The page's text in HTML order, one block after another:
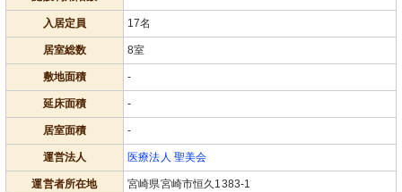
入居定員 17名
居室総数 8室
敷地面積 -
延床面積 -
居室面積 -
運営法人 医療法人 聖美会
運営者所在地 宮崎県宮崎市恒久1383-1